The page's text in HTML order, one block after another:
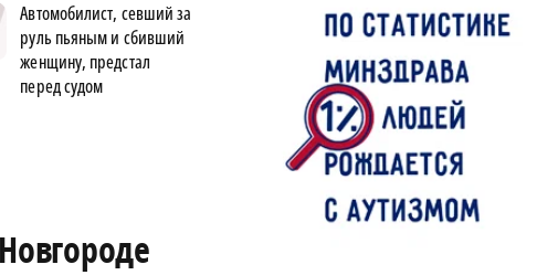
Автомобилист, севший за
руль пьяным и сбивший
женщину, предстал
перед судом